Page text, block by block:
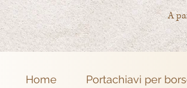
A
Home Portachiavi per